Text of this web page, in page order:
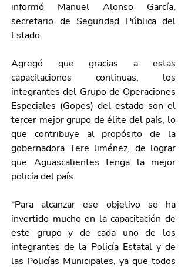
informó Manuel Alonso García,
secretario de Seguridad Pública del
Estado.
Agregó que gracias a estas
capacitaciones continuas, los
integrantes del Grupo de Operaciones
Especiales (Gopes) del estado son el
tercer mejor grupo de élite del país, lo
que contribuye al propósito de la
gobernadora Tere Jiménez, de lograr
que Aguascalientes tenga la mejor
policía del país.
“Para alcanzar ese objetivo se ha
invertido mucho en la capacitación de
este grupo y de cada uno de los
integrantes de la Policía Estatal y de
las Policías Municipales, ya que todos